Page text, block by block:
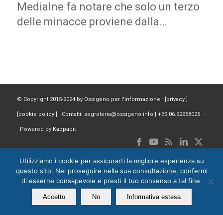
Medialne fa notare che solo un terzo
delle minacce proviene dalla…
© Copyright 2015-2024 by Ossigeno per l'informazione [ privacy
cookie policy ] Contatti: segreteria@ossigeno.info | +39.06.92958025 -
Powered by Kappabit
Utilizziamo i cookie per assicurarti la migliore esperienza su
questo sito. Nel proseguire nella sua consultazione, confermi
di esserne consapevole e presti il tuo consenso a tal fine.
Accetto No Informativa estesa